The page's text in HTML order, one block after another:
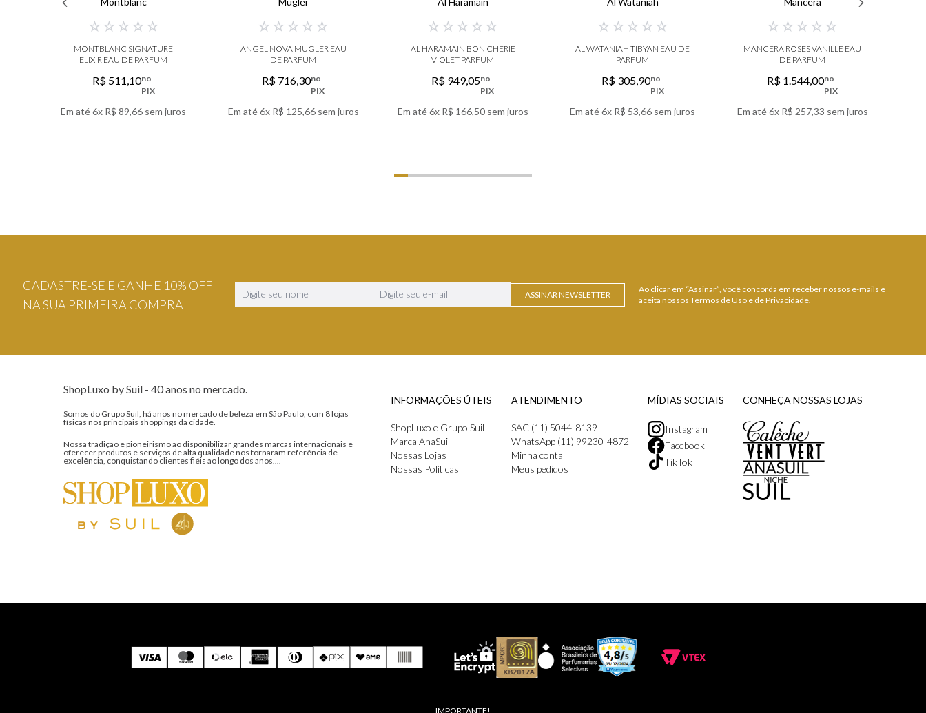
☆ ☆ ☆ ☆ ☆
MONTBLANC SIGNATURE
ELIXIR EAU DE PARFUM
R$ 511,10no
PIX
Em até6x R$ 89,66 sem juros
☆ ☆ ☆ ☆ ☆
ANGEL NOVA MUGLER EAU
DE PARFUM
R$ 716,30no
PIX
Em até6x R$ 125,66sem juros
☆ ☆ ☆ ☆ ☆
AL HARAMAIN BON CHERIE
VIOLET PARFUM
R$ 949,05no
PIX
Em até6x R$ 166,50sem juros
☆ ☆ ☆ ☆ ☆
AL WATANIAH TIBYAN EAU DE
PARFUM
R$ 305,90no
PIX
Em até6x R$ 53,66 sem juros
☆ ☆ ☆ ☆ ☆
MANCERA ROSES VANILLE EAU
DE PARFUM
R$ 1.544,00no
PIX
Em até6x R$ 257,33 sem juros
CADASTRE-SE E GANHE 10% OFF
NA SUA PRIMEIRA COMPRA
ASSINAR NEWSLETTER
Ao clicar em “Assinar”, você concorda em receber nossos e-mails e
aceita nossos Termos de Uso e de Privacidade.
ShopLuxo by Suil - 40 anos no mercado.
Somos do Grupo Suil, há anos no mercado de beleza em São Paulo, com 8 lojas
físicas nos principais shoppings da cidade.
Nossa tradição e pioneirismo ao disponibilizar grandes marcas internacionais e
oferecer produtos e serviços de alta qualidade nos tornaram referência de
excelência, conquistando clientes fiéis ao longo dos anos....
INFORMAÇÕES ÚTEIS
ShopLuxo e Grupo Suil
Marca AnaSuil
Nossas Lojas
Nossas Políticas
ATENDIMENTO
SAC (11) 5044-8139
WhatsApp (11) 99230-4872
Minha conta
Meus pedidos
MÍDIAS SOCIAIS
Instagram
Facebook
TikTok
CONHEÇA NOSSAS LOJAS
IMPORTANTE!